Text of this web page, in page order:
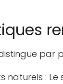
par
naturels :